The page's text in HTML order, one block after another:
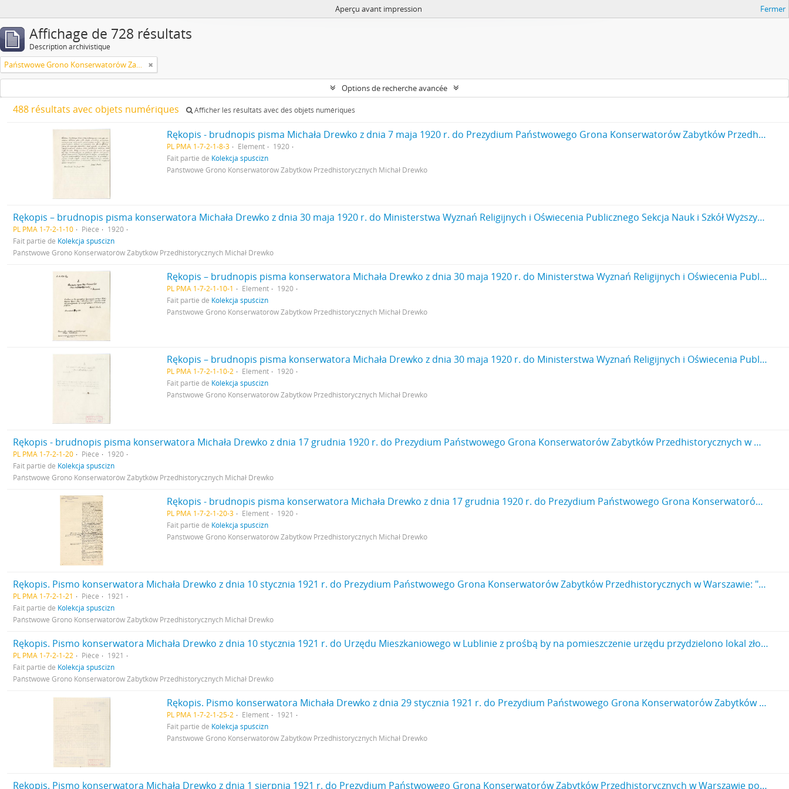
Aperçu avant impression Fermer
Affichage de 728 résultats
Description archivistique
Państwowe Grono Konserwatorów Zabytków Przedhistorycznych Michał Drewko
Options de recherche avancée
488 résultats avec objets numériques Afficher les résultats avec des objets numériques
Rękopis - brudnopis pisma Michała Drewko z dnia 7 maja 1920 r. do Prezydium Państwowego Grona Konserwatorów Zabytków Przedhistorycznych w Warszawie. Pismo - opinia w sprawie projektu ustawy w przedmiocie ochrony krajobrazu zabytków przyrody sztuki i zabytków archeologicznych przy przeprowadzaniu reformy rolnej. Nr kanc. pisma 30 s. 3: cd.
PL PMA 1-7-2-1-8-3 Element
1920
Fait partie de Kolekcja spuścizn
Państwowe Grono Konserwatorów Zabytków Przedhistorycznych Michał Drewko
Rękopis – brudnopis pisma konserwatora Michała Drewko z dnia 30 maja 1920 r. do Ministerstwa Wyznań Religijnych i Oświecenia Publicznego Sekcja Nauk i Szkół Wyższych w Warszawie. Pismo przewodnie do odsyłanych do ministerstwa dwóch egzemplarzy umowy podpisanych przez p. M. Drewko
PL PMA 1-7-2-1-10 Pièce
1920
Fait partie de Kolekcja spuścizn
Państwowe Grono Konserwatorów Zabytków Przedhistorycznych Michał Drewko
Rękopis – brudnopis pisma konserwatora Michała Drewko z dnia 30 maja 1920 r. do Ministerstwa Wyznań Religijnych i Oświecenia Publicznego Sekcja Nauk i Szkół Wyższych w Warszawie. Pismo przewodnie do odsyłanych do ministerstwa dwóch egzemplarzy umowy podpisanych przez p. M. Drewko s. 1
PL PMA 1-7-2-1-10-1 Element
1920
Fait partie de Kolekcja spuścizn
Państwowe Grono Konserwatorów Zabytków Przedhistorycznych Michał Drewko
Rękopis – brudnopis pisma konserwatora Michała Drewko z dnia 30 maja 1920 r. do Ministerstwa Wyznań Religijnych i Oświecenia Publicznego Sekcja Nauk i Szkół Wyższych w Warszawie. Pismo przewodnie do odsyłanych do ministerstwa dwóch egzemplarzy umowy podpisanych przez p. M. Drewko s. 2: strona z pieczątką Działu Dokumentacji PMA
PL PMA 1-7-2-1-10-2 Element
1920
Fait partie de Kolekcja spuścizn
Państwowe Grono Konserwatorów Zabytków Przedhistorycznych Michał Drewko
Rękopis - brudnopis pisma konserwatora Michała Drewko z dnia 17 grudnia 1920 r. do Prezydium Państwowego Grona Konserwatorów Zabytków Przedhistorycznych w Warszawie: „[…] sprawozdanie z czynności urzędu konserwatorskiego zabytków przedhistorycznych w Lublinie - za czas od 1 czerwca do 15 grudnia 1920 […]" ( nr kanc. pisma 5)
PL PMA 1-7-2-1-20 Pièce
1920
Fait partie de Kolekcja spuścizn
Państwowe Grono Konserwatorów Zabytków Przedhistorycznych Michał Drewko
Rękopis - brudnopis pisma konserwatora Michała Drewko z dnia 17 grudnia 1920 r. do Prezydium Państwowego Grona Konserwatorów Zabytków Przedhistorycznych w Warszawie: „[…] sprawozdanie z czynności urzędu konserwatorskiego zabytków przedhistorycznych w Lublinie - za czas od 1 czerwca do 15 grudnia 1920 […]" ( nr kanc. pisma 5) s. 3: cd. strona z pieczątką Działu Dokumentacji PMA.
PL PMA 1-7-2-1-20-3 Element
1920
Fait partie de Kolekcja spuścizn
Państwowe Grono Konserwatorów Zabytków Przedhistorycznych Michał Drewko
Rękopis. Pismo konserwatora Michała Drewko z dnia 10 stycznia 1921 r. do Prezydium Państwowego Grona Konserwatorów Zabytków Przedhistorycznych w Warszawie: "Podpisany przystępując do zorganizowania z polecenia Ministerstwa W.R i O.P Urzędu Konserwatorskiego dla ochrony zab. przedhist. w Lublinie donosi że zwraca się równocześnie do Urzędu Mieszkaniowego w Lublinie z prośbą o przydzielenie mu lokalu 2 pokojowego na biuro i pracownię (…)”. Nr kanc. pisma 1/21.
PL PMA 1-7-2-1-21 Pièce
1921
Fait partie de Kolekcja spuścizn
Państwowe Grono Konserwatorów Zabytków Przedhistorycznych Michał Drewko
Rękopis. Pismo konserwatora Michała Drewko z dnia 10 stycznia 1921 r. do Urzędu Mieszkaniowego w Lublinie z prośbą by na pomieszczenie urzędu przydzielono lokal złożony z dwu pokoi z których jeden byłby przeznaczony na kancelarię – drugi na pracownię techniczną ( nr kanc. pisma 2/21)
PL PMA 1-7-2-1-22 Pièce
1921
Fait partie de Kolekcja spuścizn
Państwowe Grono Konserwatorów Zabytków Przedhistorycznych Michał Drewko
Rękopis. Pismo konserwatora Michała Drewko z dnia 29 stycznia 1921 r. do Prezydium Państwowego Grona Konserwatorów Zabytków Przedhistorycznych w Warszawie z informacja że zwrócił się dn. 10 stycznia 1921 r. do Urzędu Mieszkaniowego miasta Lublina z prośbą o wyznaczenie lokalu dwupokojowego do pomieszczenia biura urzędu konserwatorskiego (nr kanc. pisma 2/21) s. 2: strona z pieczątką Działu Dokumentacji PMA
PL PMA 1-7-2-1-25-2 Element
1921
Fait partie de Kolekcja spuścizn
Państwowe Grono Konserwatorów Zabytków Przedhistorycznych Michał Drewko
Rękopis. Pismo konserwatora Michała Drewko z dnia 1 sierpnia 1921 r. do Prezydium Państwowego Grona Konserwatorów Zabytków Przedhistorycznych w Warszawie potwierdzające odbiór preliminarza budżetowego na rok 1921 oraz kwoty 37.699 mk. wręczonej przez J. Żurowskiego tytułem zaliczki a także zestawienie dotychczasowych wydatków (nr kanc. pisma 10/21)